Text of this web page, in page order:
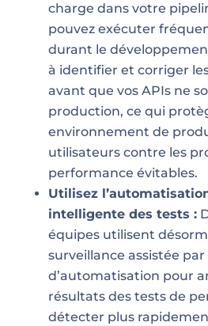
charge dans votre
pouvez exécuter
durant le
à identifier et corriger
avant que vos APIs ne
production, ce qui
environnement de
utilisateurs contre les
performance évitables.
Utilisez
intelligente des tests :
équipes utilisent
surveillance assistée par
d’automatisation pour
résultats des tests de
détecter plus